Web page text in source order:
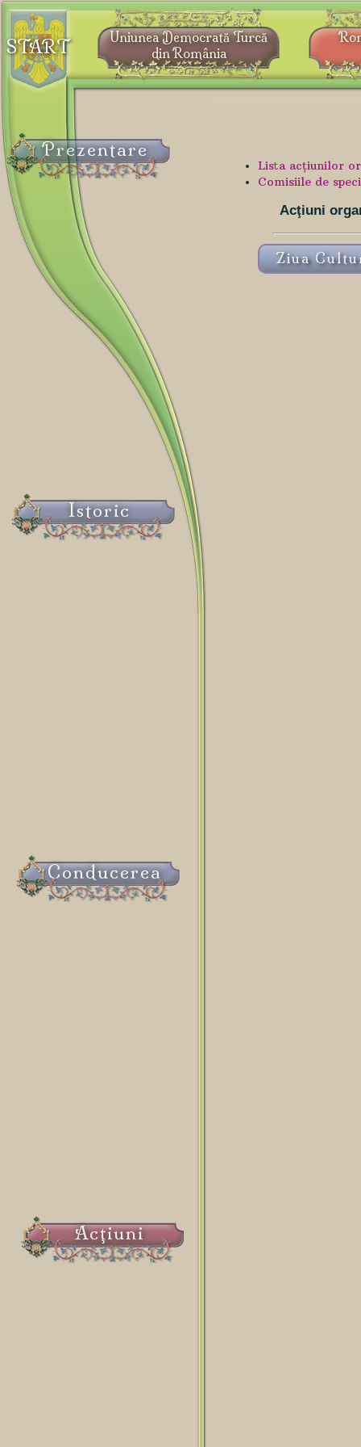
START
Prezentare
Istoric
Conducerea
Acţiuni
Uniunea Democrată Turcă
din România
Lista acţiunilor
Comisiile de
Acţiuni